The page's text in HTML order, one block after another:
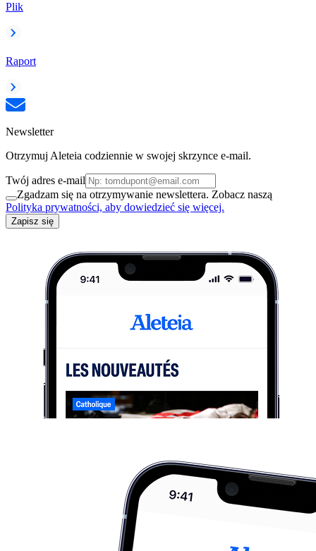
Plik
Raport
Newsletter
Otrzymuj Aleteia codziennie w swojej skrzynce e-mail.
Twój adres e-mail
Zgadzam się na otrzymywanie newslettera. Zobacz naszą
Polityka prywatności, aby dowiedzieć się więcej.
Zapisz się